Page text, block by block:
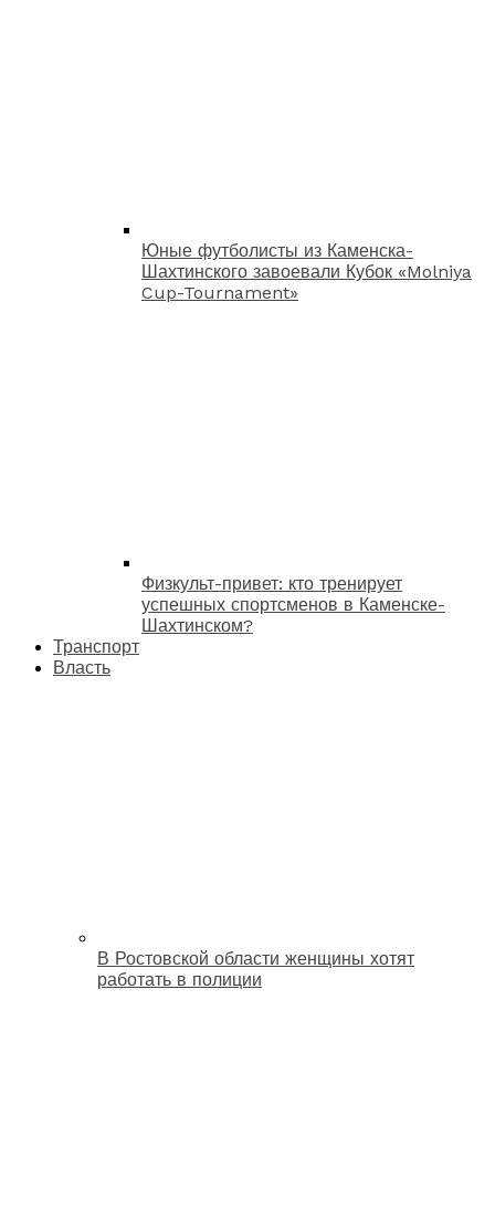
Юные футболисты из Каменска-
Шахтинского завоевали Кубок «Molniya
Cup-Tournament»
Физкульт-привет: кто тренирует
успешных спортсменов в Каменске-
Шахтинском?
Транспорт
Власть
В Ростовской области женщины хотят
работать в полиции